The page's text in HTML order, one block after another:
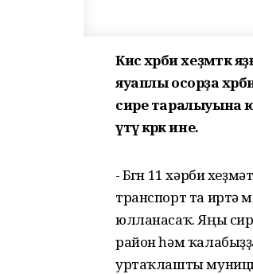
Кисә хәрби
яуаплы осорҙа
сире таралыуына
үтәү кәрәк ине.
- Бөгөн 11 хәрби
транспорт та иртә
юлланасаҡ. Яңы
район һәм
уртаҡлашты